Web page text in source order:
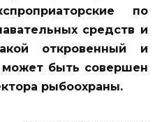
по
средств и
откровенный и
быть совершен
рыбоохраны.